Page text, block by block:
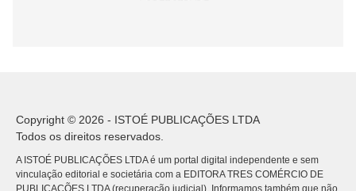
Copyright © 2026 - ISTOÉ PUBLICAÇÕES LTDA
Todos os direitos reservados.
A ISTOÉ PUBLICAÇÕES LTDA é um portal digital independente e sem
vinculação editorial e societária com a EDITORA TRES COMÉRCIO DE
PUBLICACÕES LTDA (recuperação judicial). Informamos também que não